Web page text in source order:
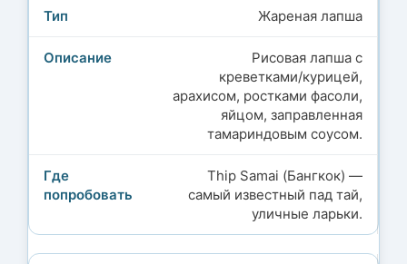
Жареная лапша
Рисовая лапша с
креветками/курицей,
арахисом, ростками фасоли,
яйцом, заправленная
тамариндовым соусом.
Thip Samai (Бангкок) —
самый известный пад тай,
уличные ларьки.